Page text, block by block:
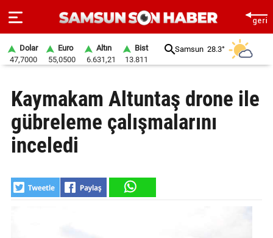
SAYFA
SAMSUN
HABER
GÜNDEM
Dolar
47,7000
Euro
55,0500
Altın
6.631,21
Bist
13.811
Samsun 28.3°
Kaymakam Altuntaş drone ile
gübreleme çalışmalarını
inceledi